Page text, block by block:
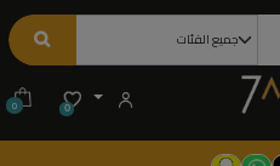
0
0